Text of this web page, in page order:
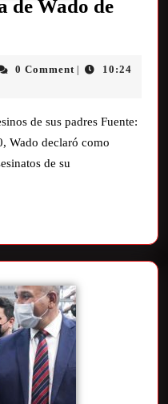
de Wado de
0 Comment
10:24
de sus padres Fuente:
Wado declaró como
de su